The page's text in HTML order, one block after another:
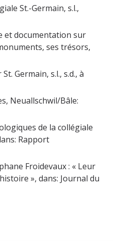
St.-Germain, s.l.,
et documentation sur
ses trésors,
Germain, s.l., s.d., à
Neuallschwil/Bâle:
de la collégiale
Rapport
Froidevaux : « Leur
», dans: Journal du